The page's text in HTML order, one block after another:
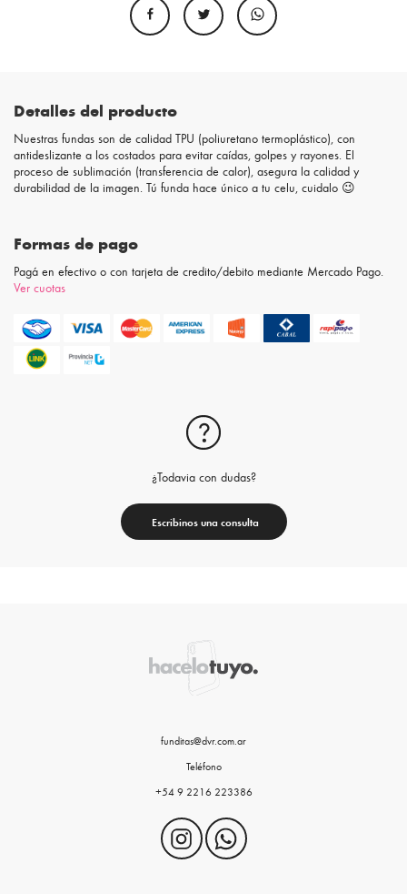
Detalles del producto
Nuestras fundas son de calidad TPU (poliuretano termoplástico), con
antideslizante a los costados para evitar caídas, golpes y rayones. El
proceso de sublimación (transferencia de calor), asegura la calidad y
durabilidad de la imagen. Tú funda hace único a tu celu, cuidalo 😉
Formas de pago
Pagá en efectivo o con tarjeta de credito/debito mediante Mercado Pago.
Ver cuotas
¿Todavia con dudas?
Escribinos una consulta
funditas@dvr.com.ar
Teléfono
+54 9 2216 223386